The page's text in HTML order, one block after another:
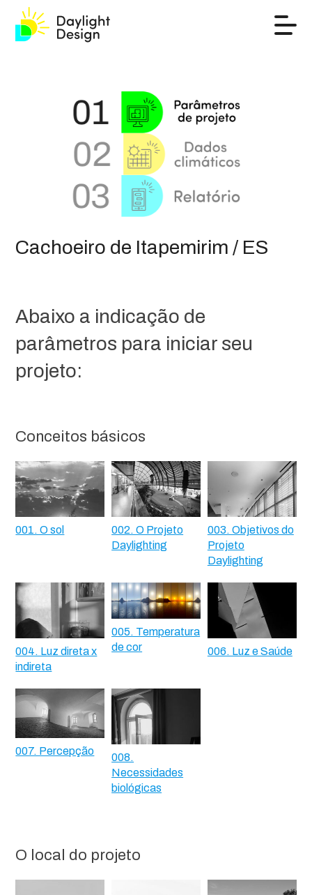
Cachoeiro de Itapemirim / ES
Abaixo a indicação de
parâmetros para iniciar seu
projeto:
Conceitos básicos
001. O sol
002. O Projeto
Daylighting
003. Objetivos do
Projeto
Daylighting
004. Luz direta x
indireta
005. Temperatura
de cor
006. Luz e Saúde
007. Percepção
008.
Necessidades
biológicas
O local do projeto